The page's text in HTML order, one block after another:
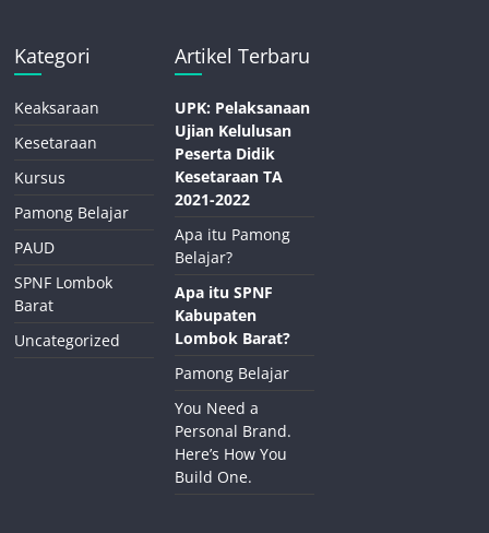
Kategori
Keaksaraan
Kesetaraan
Kursus
Pamong Belajar
PAUD
SPNF Lombok
Barat
Uncategorized
Artikel Terbaru
UPK: Pelaksanaan
Ujian Kelulusan
Peserta Didik
Kesetaraan TA
2021-2022
Apa itu Pamong
Belajar?
Apa itu SPNF
Kabupaten
Lombok Barat?
Pamong Belajar
You Need a
Personal Brand.
Here’s How You
Build One.